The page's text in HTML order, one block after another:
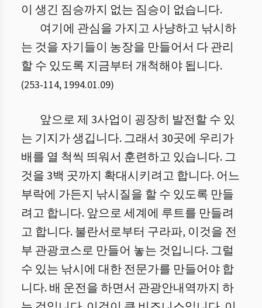
이 생긴 짐승까지 없는 짐승이 없습니다.
여기에 관심을 가지고 사냥하고 낚시하
는 것을 자기들이 농장을 만들어서 다 관리
할 수 있도록 지금부터 개척해야 됩니다.
(253-114, 1994.01.09)
앞으로 제 3사업이 굉장히 발전할 수 있
는 기지가 생깁니다. 그래서 30곳에 우리가
배를 열 척씩 띄워서 훈련하고 있습니다. 그
것을 3백 곳까지 확대시키려고 합니다. 어느
부락에 가든지 낚시질을 할 수 있도록 만들
려고 합니다. 앞으로 세계에 루트를 만들려
고 합니다. 불란서로부터 구라파, 이것을 전
부 관광코스로 만들어 놓는 것입니다. 그럴
수 있는 낚시에 대한 전문가를 만들어야 합
니다. 배 운전을 하면서 관광안내역까지 하